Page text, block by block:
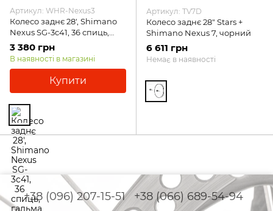
Артикул: WHR-Nexus3
Колесо заднє 28', Shimano
Nexus SG-3c41, 36 спиць,
гальма V-brake/ ножні,
чорне, чорний
3 380 грн
В наявності в магазині
Купити
Артикул: TV7D
Колесо заднє 28" Stars +
Shimano Nexus 7, чорний
6 611 грн
Немає в наявності
+38 (096) 207-15-51 +38 (066) 689-54-94